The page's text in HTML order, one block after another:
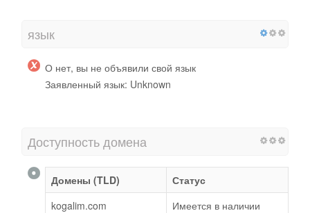
язык
О нет, вы не объявили свой язык
Заявленный язык: Unknown
Доступность домена
Домены (TLD)
Статус
kogalim.com
Имеется в наличии